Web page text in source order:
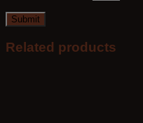
Related products